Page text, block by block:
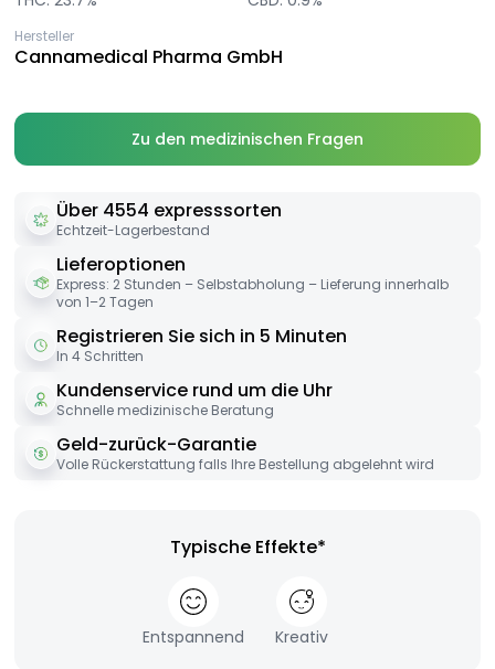
Hersteller
Cannamedical Pharma GmbH
Zu den medizinischen Fragen
Über 4554 expresssorten
Echtzeit-Lagerbestand
Lieferoptionen
Express: 2 Stunden – Selbstabholung – Lieferung innerhalb
von 1–2 Tagen
Registrieren Sie sich in 5 Minuten
In 4 Schritten
Kundenservice rund um die Uhr
Schnelle medizinische Beratung
Geld-zurück-Garantie
Volle Rückerstattung falls Ihre Bestellung abgelehnt wird
Typische Effekte*
Entspannend Kreativ